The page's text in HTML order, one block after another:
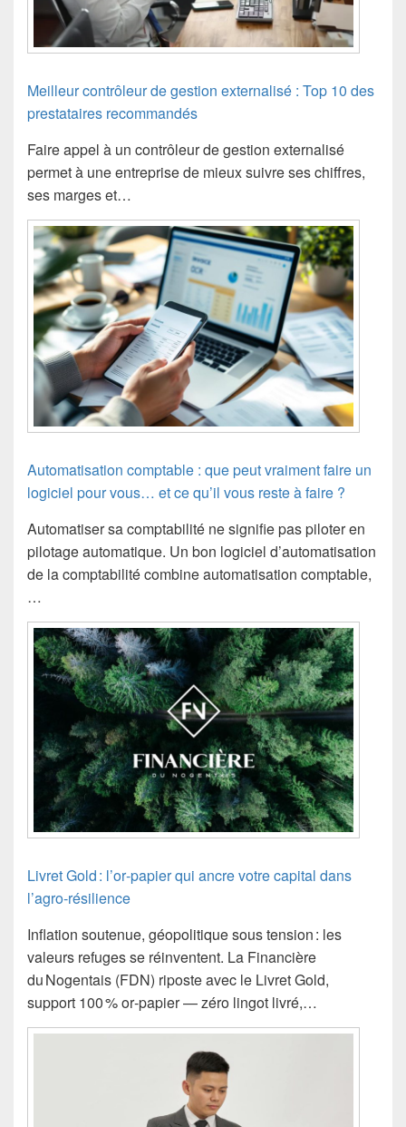
Meilleur contrôleur de gestion externalisé : Top 10 des
prestataires recommandés
Faire appel à un contrôleur de gestion externalisé
permet à une entreprise de mieux suivre ses chiffres,
ses marges et…
Automatisation comptable : que peut vraiment faire un
logiciel pour vous… et ce qu’il vous reste à faire ?
Automatiser sa comptabilité ne signifie pas piloter en
pilotage automatique. Un bon logiciel d’automatisation
de la comptabilité combine automatisation comptable,
…
Livret Gold : l’or‑papier qui ancre votre capital dans
l’agro‑résilience
Inflation soutenue, géopolitique sous tension : les
valeurs refuges se réinventent. La Financière
du Nogentais (FDN) riposte avec le Livret Gold,
support 100 % or‑papier — zéro lingot livré,…